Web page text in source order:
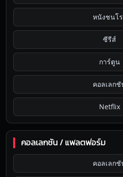
หนังชนโ
ซีรีส์
การ์ตูน
คอลเลก
Netflix
คอลเลกชัน / แพลตฟอร์ม
คอลเลก